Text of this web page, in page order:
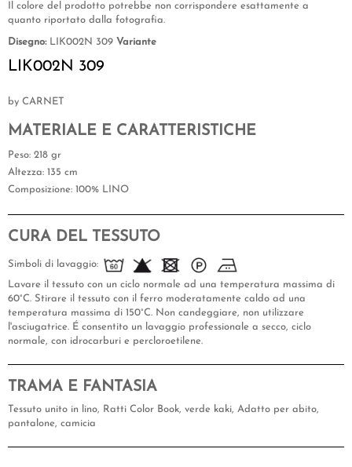
Il colore del prodotto potrebbe non corrispondere esattamente a
quanto riportato dalla fotografia.
Disegno: LIK002N 309 Variante
LIK002N 309
by CARNET
MATERIALE E CARATTERISTICHE
Peso: 218 gr
Altezza: 135 cm
Composizione: 100% LINO
CURA DEL TESSUTO
Simboli di lavaggio:
Lavare il tessuto con un ciclo normale ad una temperatura massima di
60°C. Stirare il tessuto con il ferro moderatamente caldo ad una
temperatura massima di 150°C. Non candeggiare, non utilizzare
l'asciugatrice. É consentito un lavaggio professionale a secco, ciclo
normale, con idrocarburi e percloroetilene.
TRAMA E FANTASIA
Tessuto unito in lino, Ratti Color Book, verde kaki, Adatto per abito,
pantalone, camicia